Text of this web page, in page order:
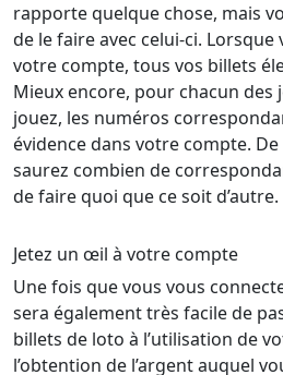
rapporte quelque chose, mais
de le faire avec celui-ci. Lorsque
votre compte, tous vos billets
Mieux encore, pour chacun des
jouez, les numéros
évidence dans votre compte.
saurez combien de
de faire quoi que ce soit d’autre.
Jetez un œil à votre compte
Une fois que vous vous
sera également très facile de
billets de loto à l’utilisation de
l’obtention de l’argent auquel